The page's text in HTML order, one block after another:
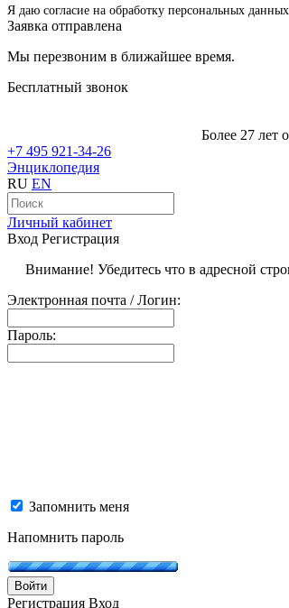
Я даю согласие на обработку персональных
Заявка отправлена
Мы перезвоним в ближайшее время.
Бесплатный звонок
Более 27 лет
+7 495 921-34-26
Энциклопедия
RU EN
Личный кабинет
Вход Регистрация
Внимание! Убедитесь что в адресной
Электронная почта / Логин:
Пароль:
Запомнить меня
Напомнить пароль
Войти
Регистрация Вход